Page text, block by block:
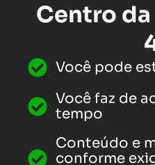
Centro
Você pode
Você faz de
tempo
Conteúdo e
conforme